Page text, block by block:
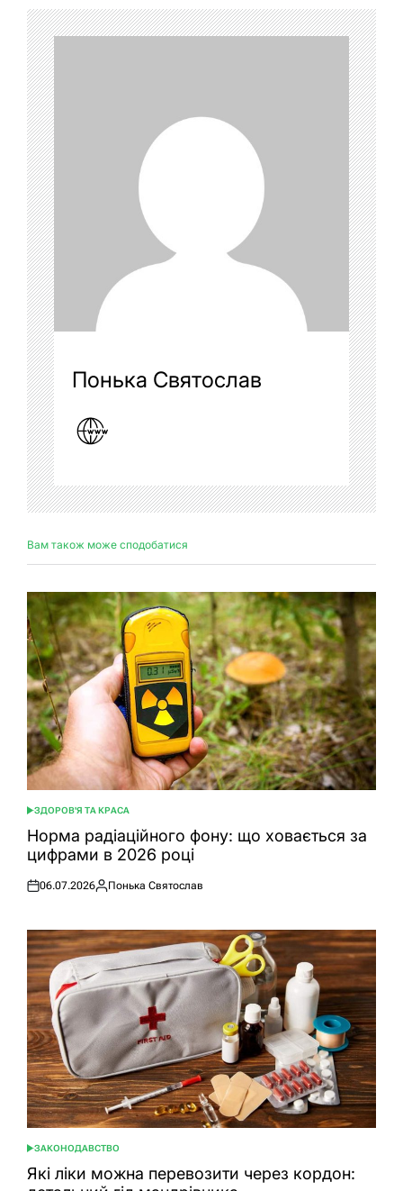
Понька Святослав
Вам також може сподобатися
ОПУБЛІКУВАТИ
У
ЗДОРОВ'Я ТА КРАСА
Норма радіаційного фону: що ховається за
цифрами в 2026 році
Оприлюднено
06.07.2026
Опубліковано
Понька Святослав
ОПУБЛІКУВАТИ
У
ЗАКОНОДАВСТВО
Які ліки можна перевозити через кордон: